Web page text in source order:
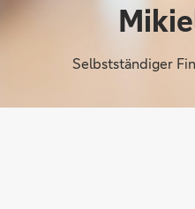
Selbstständiger